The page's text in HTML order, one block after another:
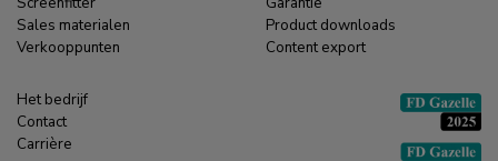
Sales materialen
Verkooppunten
Product downloads
Content export
Het bedrijf
Contact
Carrière